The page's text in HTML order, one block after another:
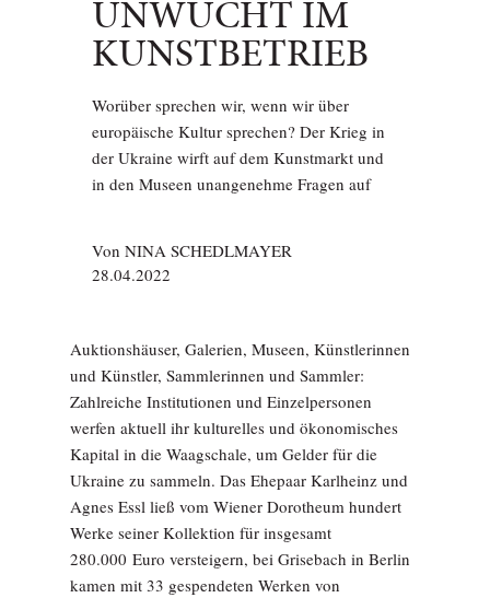
UNWUCHT IM
KUNSTBETRIEB
Worüber sprechen wir, wenn wir über
europäische Kultur sprechen? Der Krieg in
der Ukraine wirft auf dem Kunstmarkt und
in den Museen unangenehme Fragen auf
Von NINA SCHEDLMAYER
28.04.2022
Auktionshäuser, Galerien, Museen, Künstlerinnen
und Künstler, Sammlerinnen und Sammler:
Zahlreiche Institutionen und Einzelpersonen
werfen aktuell ihr kulturelles und ökonomisches
Kapital in die Waagschale, um Gelder für die
Ukraine zu sammeln. Das Ehepaar Karlheinz und
Agnes Essl ließ vom Wiener Dorotheum hundert
Werke seiner Kollektion für insgesamt
280.000 Euro versteigern, bei Grisebach in Berlin
kamen mit 33 gespendeten Werken von